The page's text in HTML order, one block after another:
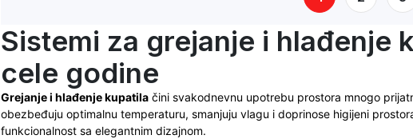
Sistemi za grejanje i hlađenje
cele godine
Grejanje i hlađenje kupatilačini svakodnevnu upotrebu prostora mnogo
obezbeđuju optimalnu temperaturu, smanjuju vlagu i doprinose higijeni
funkcionalnost sa elegantnim dizajnom.